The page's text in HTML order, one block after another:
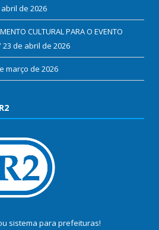
de 2026
CULTURAL PARA O EVENTO
23 de abril de 2026
março de 2026
sistema para prefeituras!